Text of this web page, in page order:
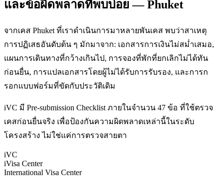
และข้อผิดพลาดที่พบบ่อย — Phuket
จากเคส Phuket ที่เราดำเนินการมาหลายพันเคส พบว่าสาเหตุ
การปฏิเสธอันดับต้น ๆ มักมาจาก: เอกสารการเงินไม่สม่ำเสมอ,
แผนการเดินทางที่กว้างเกินไป, การจองที่พักที่ยกเลิกไม่ได้ทัน
ก่อนยื่น, การแปลเอกสารโดยผู้ไม่ได้รับการรับรอง, และการก
รอกแบบฟอร์มที่ขัดกับประวัติเดิม
iVC มี Pre-submission Checklist ภายในจำนวน 47 ข้อ ที่ใช้ตรวจ
เคสก่อนยื่นจริง เพื่อป้องกันความผิดพลาดเหล่านี้ในระดับ
โครงสร้าง ไม่ใช่แค่การตรวจสายตา
iVC
iVisa Center
International Visa Center